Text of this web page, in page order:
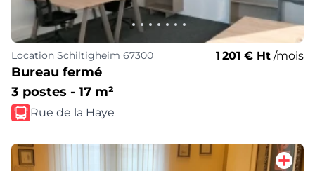
Location Schiltigheim 67300 1 201 € Ht /mois
Bureau fermé
3 postes - 17 m²
Rue de la Haye